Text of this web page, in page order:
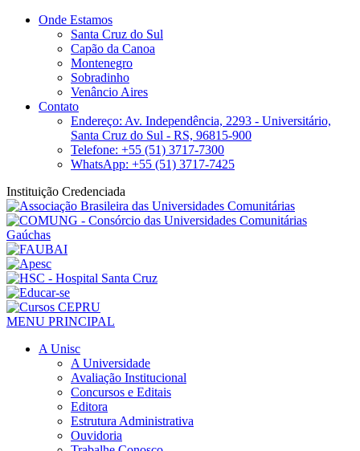
Onde Estamos
Santa Cruz do Sul
Capão da Canoa
Montenegro
Sobradinho
Venâncio Aires
Contato
Endereço: Av. Independência, 2293 - Universitário,
Santa Cruz do Sul - RS, 96815-900
Telefone: +55 (51) 3717-7300
WhatsApp: +55 (51) 3717-7425
Instituição Credenciada
MENU PRINCIPAL
A Unisc
A Universidade
Avaliação Institucional
Concursos e Editais
Editora
Estrutura Administrativa
Ouvidoria